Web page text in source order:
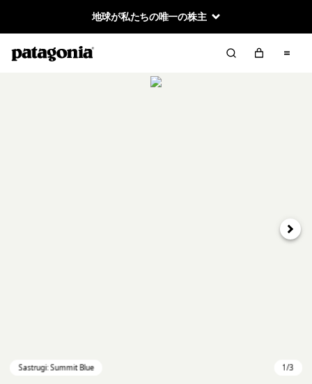
地球が私たちの唯一の株主
次へ